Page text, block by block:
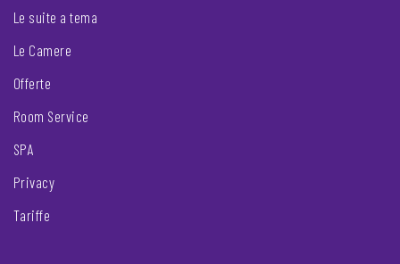
Le suite a tema
Le Camere
Offerte
Room Service
SPA
Privacy
Tariffe